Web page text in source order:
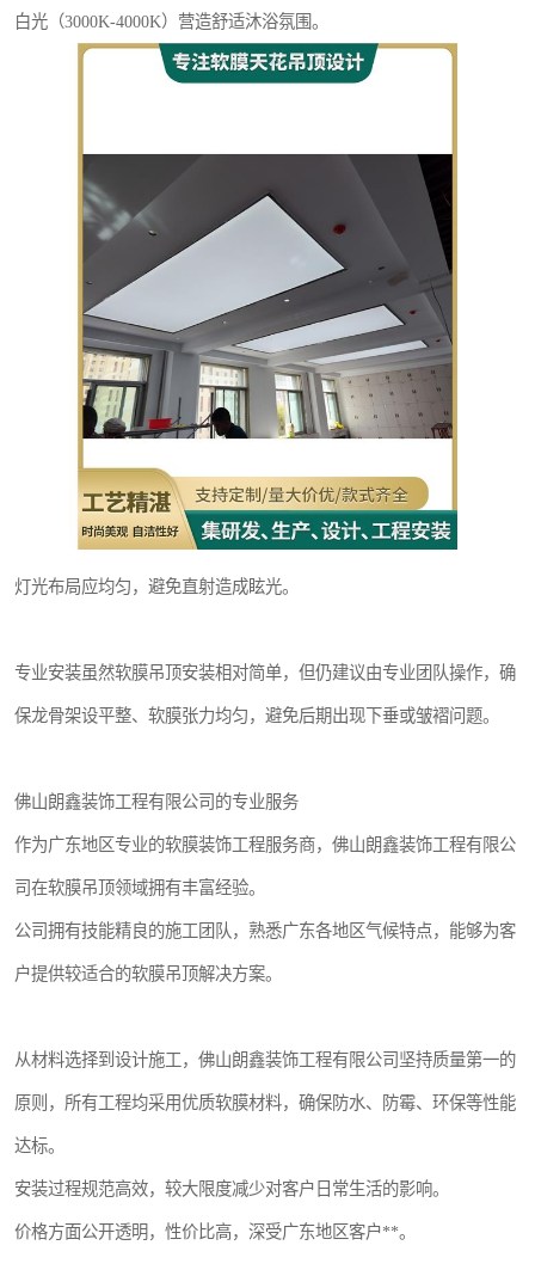
白光（3000K-4000K）营造舒适沐浴氛围。
灯光布局应均匀，避免直射造成眩光。
专业安装虽然软膜吊顶安装相对简单，但仍建议由专业团队操作，确
保龙骨架设平整、软膜张力均匀，避免后期出现下垂或皱褶问题。
佛山朗鑫装饰工程有限公司的专业服务
作为广东地区专业的软膜装饰工程服务商，佛山朗鑫装饰工程有限公
司在软膜吊顶领域拥有丰富经验。
公司拥有技能精良的施工团队，熟悉广东各地区气候特点，能够为客
户提供较适合的软膜吊顶解决方案。
从材料选择到设计施工，佛山朗鑫装饰工程有限公司坚持质量第一的
原则，所有工程均采用优质软膜材料，确保防水、防霉、环保等性能
达标。
安装过程规范高效，较大限度减少对客户日常生活的影响。
价格方面公开透明，性价比高，深受广东地区客户**。